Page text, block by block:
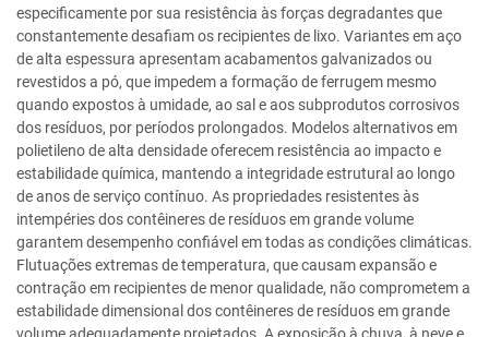
especificamente por sua resistência às forças degradantes que
constantemente desafiam os recipientes de lixo. Variantes em aço
de alta espessura apresentam acabamentos galvanizados ou
revestidos a pó, que impedem a formação de ferrugem mesmo
quando expostos à umidade, ao sal e aos subprodutos corrosivos
dos resíduos, por períodos prolongados. Modelos alternativos em
polietileno de alta densidade oferecem resistência ao impacto e
estabilidade química, mantendo a integridade estrutural ao longo
de anos de serviço contínuo. As propriedades resistentes às
intempéries dos contêineres de resíduos em grande volume
garantem desempenho confiável em todas as condições climáticas.
Flutuações extremas de temperatura, que causam expansão e
contração em recipientes de menor qualidade, não comprometem a
estabilidade dimensional dos contêineres de resíduos em grande